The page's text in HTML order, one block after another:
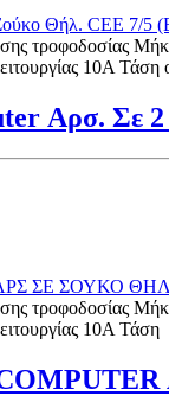
τροφοδοσίας
10A Τάση
Αρσ. Σε
τροφοδοσίας
10A Τάση